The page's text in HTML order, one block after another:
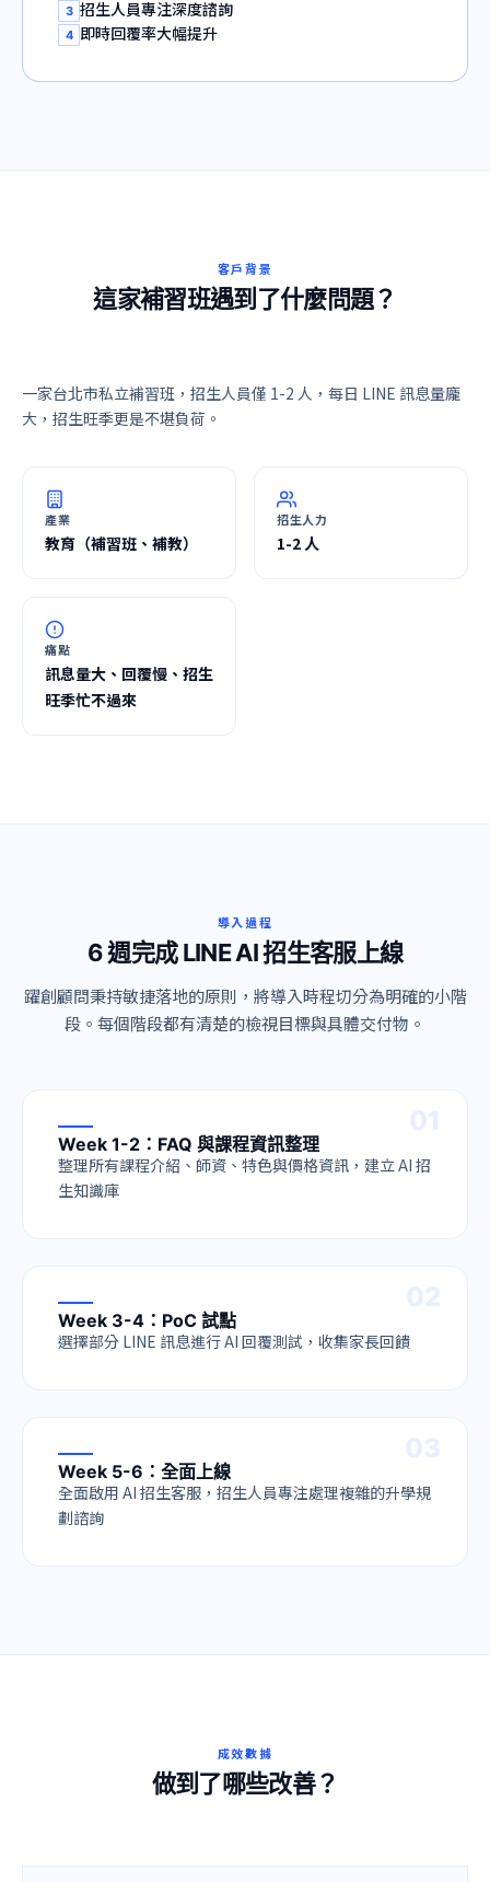
3 招生人員專注深度諮詢
4 即時回覆率大幅提升
客戶背景
這家補習班遇到了什麼問題？
一家台北市私立補習班，招生人員僅 1-2 人，每日 LINE 訊息量龐
大，招生旺季更是不堪負荷。
產業
教育（補習班、補教）
招生人力
1-2 人
痛點
訊息量大、回覆慢、招生
旺季忙不過來
導入過程
6 週完成 LINE AI 招生客服上線
躍創顧問秉持敏捷落地的原則，將導入時程切分為明確的小階
段。每個階段都有清楚的檢視目標與具體交付物。
Week 1-2：FAQ 與課程資訊整理
整理所有課程介紹、師資、特色與價格資訊，建立 AI 招
生知識庫
Week 3-4：PoC 試點
選擇部分 LINE 訊息進行 AI 回覆測試，收集家長回饋
Week 5-6：全面上線
全面啟用 AI 招生客服，招生人員專注處理複雜的升學規
劃諮詢
成效數據
做到了哪些改善？